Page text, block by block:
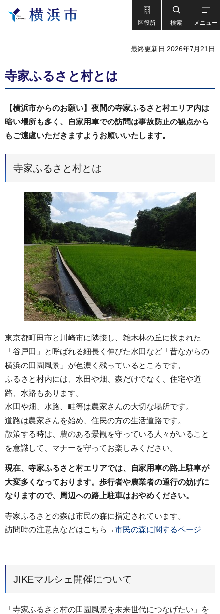
区役所 検索 メニュー
最終更新日 2026年7月21日
寺家ふるさと村とは
【横浜市からのお願い】夜間の寺家ふるさと村エリア内は
暗い場所も多く、自家用車での訪問は事故防止の観点から
もご遠慮いただきますようお願いいたします。
寺家ふるさと村とは
東京都町田市と川崎市に隣接し、雑木林の丘に挟まれた
「谷戸田」と呼ばれる細長く伸びた水田など「昔ながらの
横浜の田園風景」が色濃く残っているところです。
ふるさと村内には、水田や畑、森だけでなく、住宅や道
路、水路もあります。
水田や畑、水路、畦等は農家さんの大切な場所です。
道路は農家さんを始め、住民の方の生活道路です。
散策する時は、農のある景観を守っている人々がいること
を意識して、マナーを守ってお楽しみください。
現在、寺家ふるさと村エリアでは、自家用車の路上駐車が
大変多くなっております。歩行者や農業者の通行の妨げに
なりますので、周辺への路上駐車はおやめください。
寺家ふるさとの森は市民の森に指定されています。
訪問時の注意点などはこちら→市民の森に関するページ
JIKEマルシェ開催について
「寺家ふるさと村の田園風景を未来世代につなげたい」を